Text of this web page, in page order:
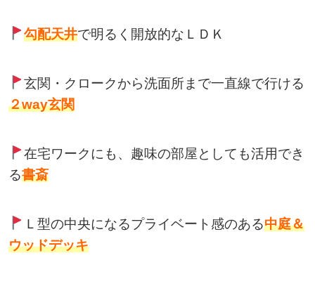
勾配天井で明るく開放的なＬＤＫ
玄関・クロークから洗面所まで一直線で行ける
２way玄関
在宅ワークにも、趣味の部屋としても活用でき
る書斎
Ｌ型の中央になるプライベート感のある中庭＆
ウッドデッキ